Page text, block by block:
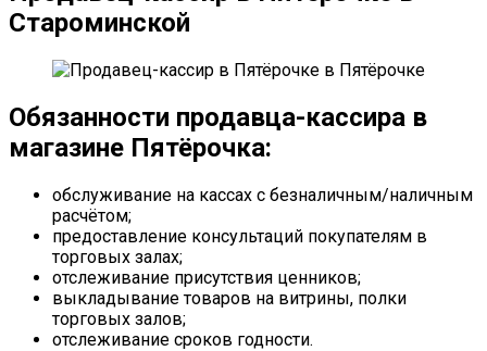
Староминской
Обязанности продавца-кассира в
магазине Пятёрочка:
обслуживание на кассах с безналичным/наличным
расчётом;
предоставление консультаций покупателям в
торговых залах;
отслеживание присутствия ценников;
выкладывание товаров на витрины, полки
торговых залов;
отслеживание сроков годности.